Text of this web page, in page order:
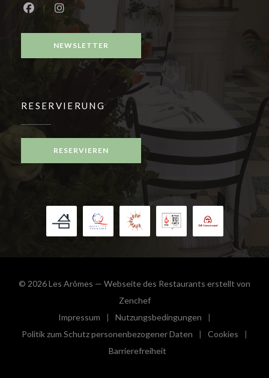
Facebook ((öffnet ein neues Fenster))
Instagram ((öffnet ein neues Fenster))
NEWSLETTER
RESERVIERUNG
RESERVIEREN
© 2026 Les Arômes — Webseite des Restaurants erstellt von
Zenchef((öffnet ein neues Fenster))
Impressum
((öffnet ein neues Fenster))
Nutzungsbedingungen
((öffnet ein neues Fenster))
Politik zum Schutz personenbezogener Daten
((öffnet ein neues Fenster))
Cookies
((öffnet
Barrierefreiheit